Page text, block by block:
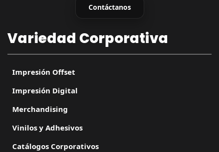
Contáctanos
Variedad Corporativa
Impresión Offset
Impresión Digital
Merchandising
Vinilos y Adhesivos
Catálogos Corporativos